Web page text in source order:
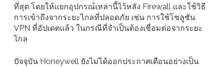
ที่สุด โดยให้แยกอุปกรณ์เหล่านี้ไว้หลัง Firewall และใช้วิธี
การเข้าถึงจากระยะไกลที่ปลอดภัย เช่น การใช้โซลูชัน
VPN ที่อัปเดตแล้ว ในกรณีที่จำเป็นต้องเชื่อมต่อจากระยะ
ไกล
ปัจจุบัน Honeywell ยังไม่ได้ออกประกาศเตือนอย่างเป็น